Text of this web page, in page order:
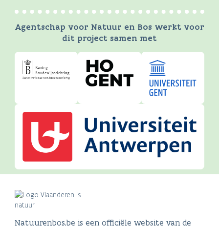
Agentschap voor Natuur en Bos werkt voor
dit project samen met
Natuurenbos.be is een officiële website van de